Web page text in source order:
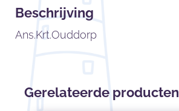
Beschrijving
Ans.Krt.Ouddorp
Gerelateerde producten